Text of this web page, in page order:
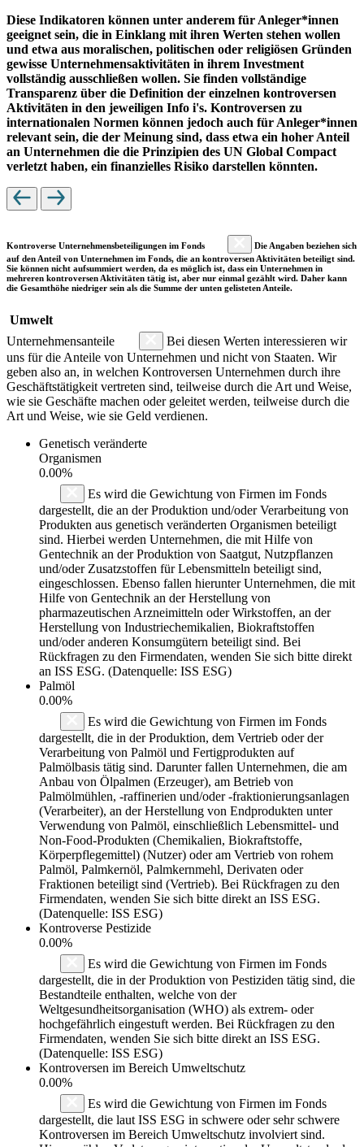
Diese Indikatoren können unter anderem für Anleger*innen
geeignet sein, die in Einklang mit ihren Werten stehen wollen
und etwa aus moralischen, politischen oder religiösen Gründen
gewisse Unternehmensaktivitäten in ihrem Investment
vollständig ausschließen wollen. Sie finden vollständige
Transparenz über die Definition der einzelnen kontroversen
Aktivitäten in den jeweiligen Info i's. Kontroversen zu
internationalen Normen können jedoch auch für Anleger*innen
relevant sein, die der Meinung sind, dass etwa ein hoher Anteil
an Unternehmen die die Prinzipien des UN Global Compact
verletzt haben, ein finanzielles Risiko darstellen könnten.
Kontroverse Unternehmensbeteiligungen im Fonds
Die Angaben beziehen sich
auf den Anteil von Unternehmen im Fonds, die an kontroversen Aktivitäten beteiligt sind.
Sie können nicht aufsummiert werden, da es möglich ist, dass ein Unternehmen in
mehreren kontroversen Aktivitäten tätig ist, aber nur einmal gezählt wird. Daher kann
die Gesamthöhe niedriger sein als die Summe der unten gelisteten Anteile.
Umwelt
Unternehmensanteile
Bei diesen Werten interessieren wir
uns für die Anteile von Unternehmen und nicht von Staaten. Wir
geben also an, in welchen Kontroversen Unternehmen durch ihre
Geschäftstätigkeit vertreten sind, teilweise durch die Art und Weise,
wie sie Geschäfte machen oder geleitet werden, teilweise durch die
Art und Weise, wie sie Geld verdienen.
Genetisch veränderte
Organismen
0.00%
Es wird die Gewichtung von Firmen im Fonds
dargestellt, die an der Produktion und/oder Verarbeitung von
Produkten aus genetisch veränderten Organismen beteiligt
sind. Hierbei werden Unternehmen, die mit Hilfe von
Gentechnik an der Produktion von Saatgut, Nutzpflanzen
und/oder Zusatzstoffen für Lebensmitteln beteiligt sind,
eingeschlossen. Ebenso fallen hierunter Unternehmen, die mit
Hilfe von Gentechnik an der Herstellung von
pharmazeutischen Arzneimitteln oder Wirkstoffen, an der
Herstellung von Industriechemikalien, Biokraftstoffen
und/oder anderen Konsumgütern beteiligt sind. Bei
Rückfragen zu den Firmendaten, wenden Sie sich bitte direkt
an ISS ESG. (Datenquelle: ISS ESG)
Palmöl
0.00%
Es wird die Gewichtung von Firmen im Fonds
dargestellt, die in der Produktion, dem Vertrieb oder der
Verarbeitung von Palmöl und Fertigprodukten auf
Palmölbasis tätig sind. Darunter fallen Unternehmen, die am
Anbau von Ölpalmen (Erzeuger), am Betrieb von
Palmölmühlen, -raffinerien und/oder -fraktionierungsanlagen
(Verarbeiter), an der Herstellung von Endprodukten unter
Verwendung von Palmöl, einschließlich Lebensmittel- und
Non-Food-Produkten (Chemikalien, Biokraftstoffe,
Körperpflegemittel) (Nutzer) oder am Vertrieb von rohem
Palmöl, Palmkernöl, Palmkernmehl, Derivaten oder
Fraktionen beteiligt sind (Vertrieb). Bei Rückfragen zu den
Firmendaten, wenden Sie sich bitte direkt an ISS ESG.
(Datenquelle: ISS ESG)
Kontroverse Pestizide
0.00%
Es wird die Gewichtung von Firmen im Fonds
dargestellt, die in der Produktion von Pestiziden tätig sind, die
Bestandteile enthalten, welche von der
Weltgesundheitsorganisation (WHO) als extrem- oder
hochgefährlich eingestuft werden. Bei Rückfragen zu den
Firmendaten, wenden Sie sich bitte direkt an ISS ESG.
(Datenquelle: ISS ESG)
Kontroversen im Bereich Umweltschutz
0.00%
Es wird die Gewichtung von Firmen im Fonds
dargestellt, die laut ISS ESG in schwere oder sehr schwere
Kontroversen im Bereich Umweltschutz involviert sind.